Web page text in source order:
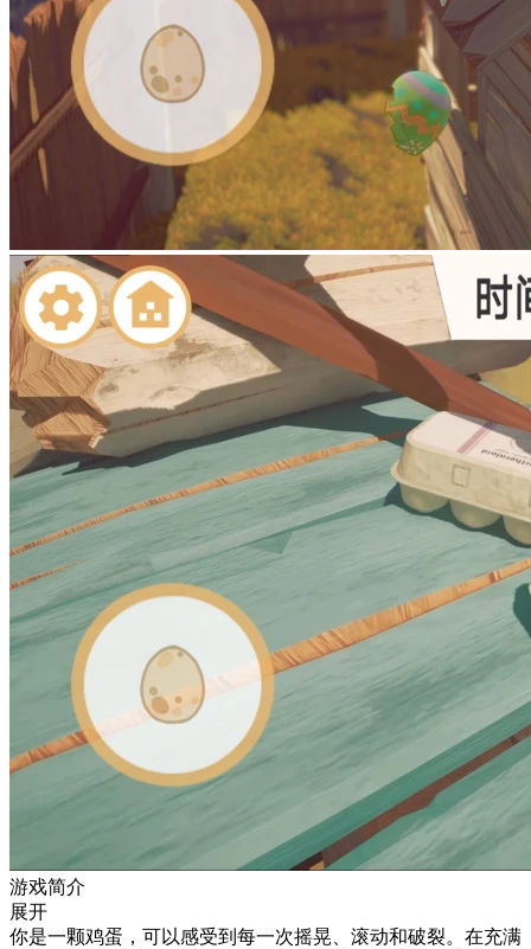
游戏简介
展开
你是一颗鸡蛋，可以感受到每一次摇晃、滚动和破裂。在充满